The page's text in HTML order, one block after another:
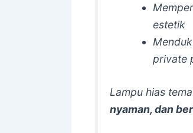
estetik
private
Lampu hias
nyaman, dan